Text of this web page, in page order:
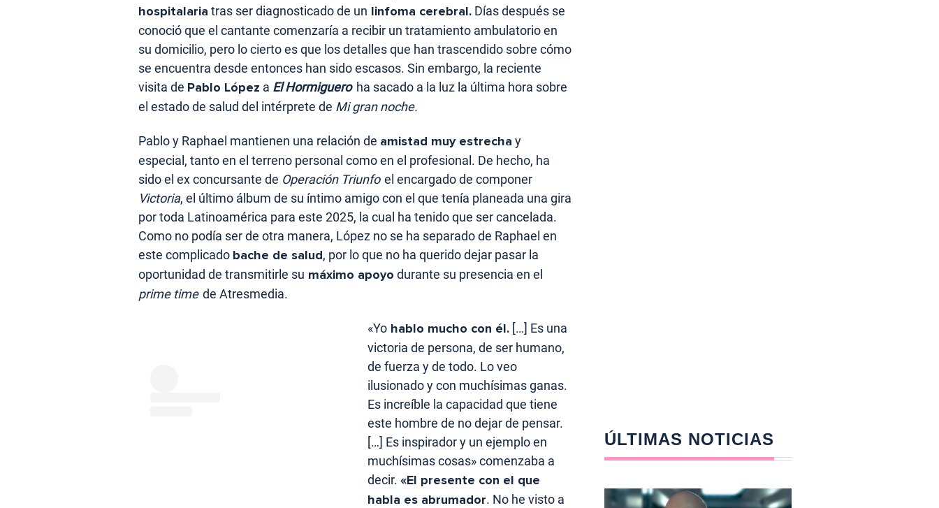
hospitalaria tras ser diagnosticado de un linfoma cerebral. Días después se
conoció que el cantante comenzaría a recibir un tratamiento ambulatorio en
su domicilio, pero lo cierto es que los detalles que han trascendido sobre cómo
se encuentra desde entonces han sido escasos. Sin embargo, la reciente
visita de Pablo López a El Hormiguero ha sacado a la luz la última hora sobre
el estado de salud del intérprete de Mi gran noche.
Pablo y Raphael mantienen una relación de amistad muy estrecha y
especial, tanto en el terreno personal como en el profesional. De hecho, ha
sido el ex concursante de Operación Triunfo el encargado de componer
Victoria, el último álbum de su íntimo amigo con el que tenía planeada una gira
por toda Latinoamérica para este 2025, la cual ha tenido que ser cancelada.
Como no podía ser de otra manera, López no se ha separado de Raphael en
este complicado bache de salud, por lo que no ha querido dejar pasar la
oportunidad de transmitirle su máximo apoyo durante su presencia en el
prime time de Atresmedia.
«Yo hablo mucho con él. […] Es una
victoria de persona, de ser humano,
de fuerza y de todo. Lo veo
ilusionado y con muchísimas ganas.
Es increíble la capacidad que tiene
este hombre de no dejar de pensar.
[…] Es inspirador y un ejemplo en
muchísimas cosas» comenzaba a
decir. «El presente con el que
habla es abrumador. No he visto a
ÚLTIMAS NOTICIAS